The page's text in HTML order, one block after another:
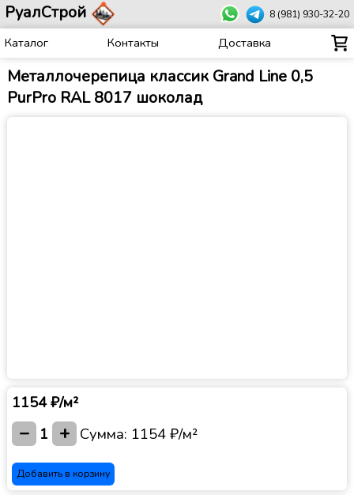
РуалСтрой 8 (981) 930-32-20
Каталог Контакты Доставка
Металлочерепица классик Grand Line 0,5
PurPro RAL 8017 шоколад
1154 ₽/м²
− 1 + Сумма: 1154 ₽/м²
Добавить в корзину